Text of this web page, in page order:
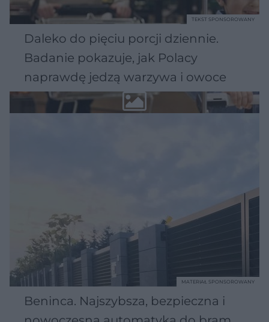
Daleko do pięciu porcji dziennie.
Badanie pokazuje, jak Polacy
naprawdę jedzą warzywa i owoce
TEKST SPONSOROWANY
Beninca. Najszybsza, bezpieczna i
MATERIAŁ SPONSOROWANY